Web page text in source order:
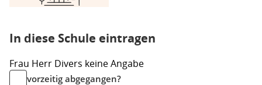
In diese Schule eintragen
Frau Herr Divers keine Angabe
vorzeitig abgegangen?